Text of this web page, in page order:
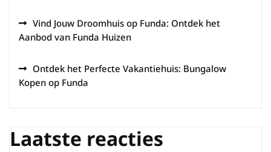
Vind Jouw Droomhuis op Funda: Ontdek het
Aanbod van Funda Huizen
Ontdek het Perfecte Vakantiehuis: Bungalow
Kopen op Funda
Laatste reacties